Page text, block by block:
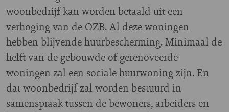
woonbedrijf kan worden betaald uit een
verhoging van de OZB. Al deze woningen
hebben blijvende huurbescherming. Minimaal de
helft van de gebouwde of gerenoveerde
woningen zal een sociale huurwoning zijn. En
dat woonbedrijf zal worden bestuurd in
samenspraak tussen de bewoners, arbeiders en